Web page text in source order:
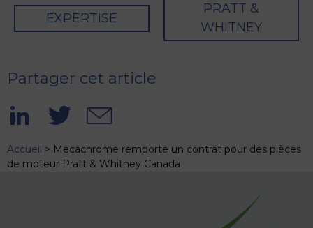
EXPERTISE
PRATT &
WHITNEY
Partager cet article
Accueil > Mecachrome remporte un contrat pour des pièces
de moteur Pratt & Whitney Canada